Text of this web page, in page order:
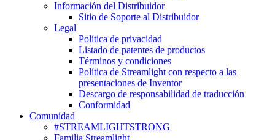
Información del Distribuidor
Sitio de Soporte al Distribuidor
Legal
Política de privacidad
Listado de patentes de productos
Términos y condiciones
Política de Streamlight con respecto a las
presentaciones de Inventor
Descargo de responsabilidad de traducción
Conformidad
Comunidad
#STREAMLIGHTSTRONG